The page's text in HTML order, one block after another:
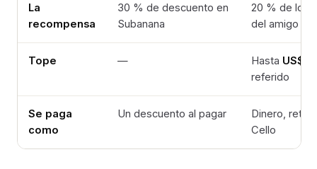
La
recompensa
30 % de descuento en
Subanana
20 % de los
del amigo
Tope — Hasta
referido
Se paga
como
Un descuento al pagar
Dinero,
Cello